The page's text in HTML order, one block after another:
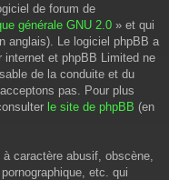
de forum de
générale GNU 2.0 » et qui
anglais). Le logiciel phpBB a
et phpBB Limited ne
de la conduite et du
pas. Pour plus
le site de phpBB (en
caractère abusif, obscène,
etc. qui